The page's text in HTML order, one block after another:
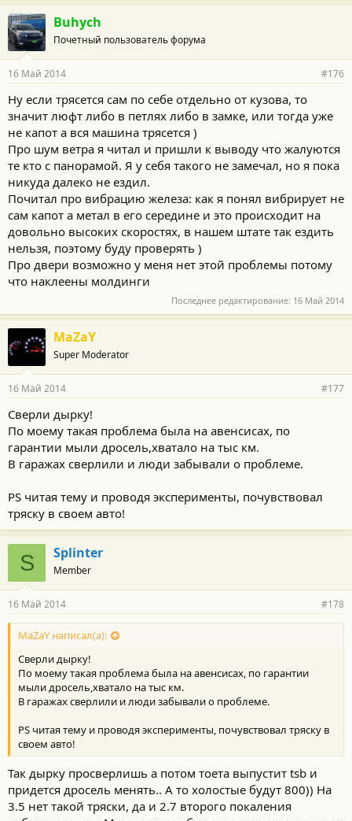
Buhych
Почетный пользователь форума
16 Май 2014 #176
Ну если трясется сам по себе отдельно от кузова, то
значит люфт либо в петлях либо в замке, или тогда уже
не капот а вся машина трясется )
Про шум ветра я читал и пришли к выводу что жалуются
те кто с панорамой. Я у себя такого не замечал, но я пока
никуда далеко не ездил.
Почитал про вибрацию железа: как я понял вибрирует не
сам капот а метал в его середине и это происходит на
довольно высоких скоростях, в нашем штате так ездить
нельзя, поэтому буду проверять )
Про двери возможно у меня нет этой проблемы потому
что наклеены молдинги
Последнее редактирование: 16 Май 2014
MaZaY
Super Moderator
16 Май 2014 #177
Сверли дырку!
По моему такая проблема была на авенсисах, по
гарантии мыли дросель,хватало на тыс км.
В гаражах сверлили и люди забывали о проблеме.
PS читая тему и проводя эксперименты, почувствовал
тряску в своем авто!
S Splinter
Member
16 Май 2014 #178
MaZaY написал(а):
Сверли дырку!
По моему такая проблема была на авенсисах, по гарантии
мыли дросель,хватало на тыс км.
В гаражах сверлили и люди забывали о проблеме.
PS читая тему и проводя эксперименты, почувствовал тряску в
своем авто!
Так дырку просверлишь а потом тоета выпустит tsb и
придется дросель менять.. А то холостые будут 800)) На
3.5 нет такой тряски, да и 2.7 второго покаления